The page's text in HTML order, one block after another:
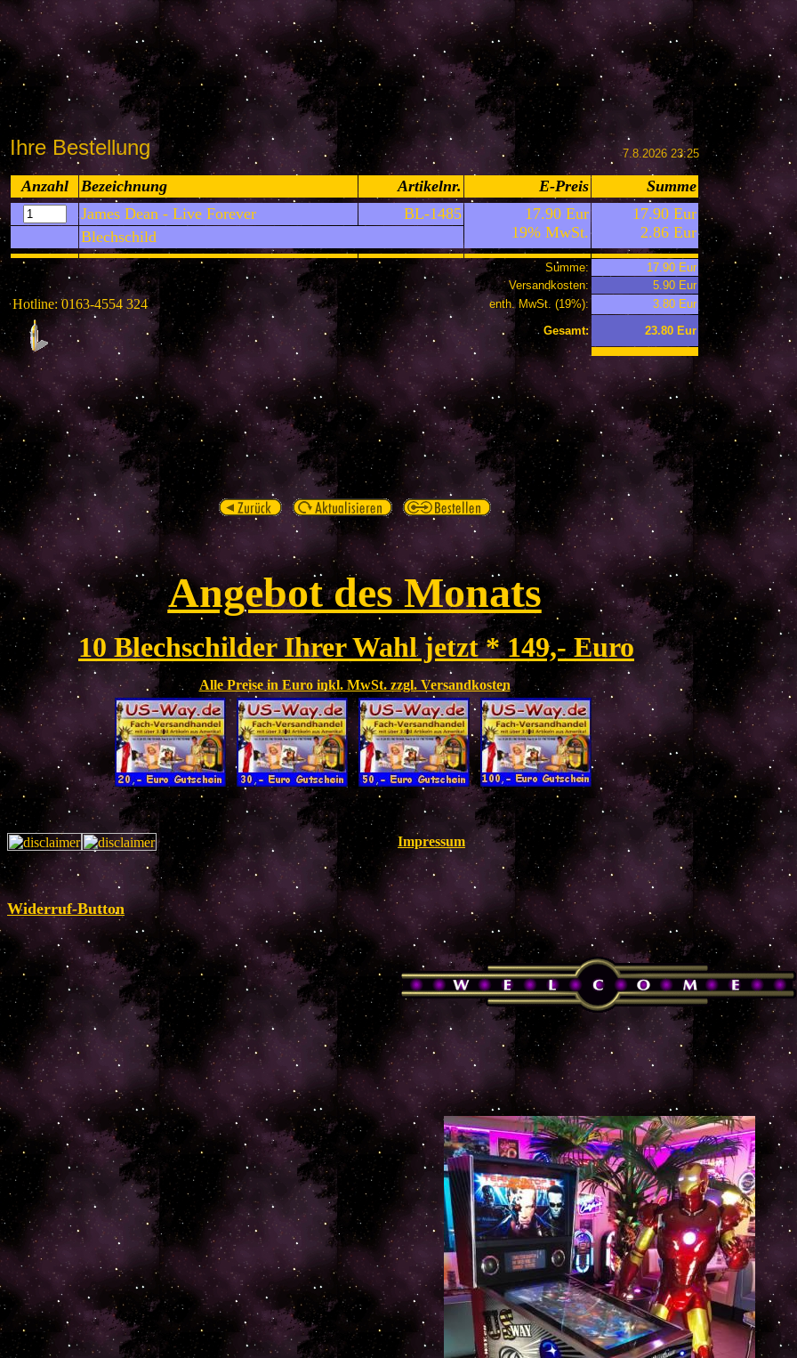
Ihre Bestellung 7.8.2026 23:25
Anzahl Bezeichnung Artikelnr. E-Preis
Summe
James Dean - Live Forever
BL-1485
17.90 Eur
19% MwSt.
17.90 Eur
2.86 Eur
Blechschild
Summe:
17.90 Eur
Versandkosten:
5.90 Eur
Hotline: 0163-4554 324 enth. MwSt. (19%):
3.80 Eur
Gesamt:
23.80 Eur
Angebot des Monats
10 Blechschilder Ihrer Wahl jetzt * 149,- Euro
Alle Preise in Euro inkl. MwSt. zzgl. Versandkosten
Impressum
Widerruf-Button